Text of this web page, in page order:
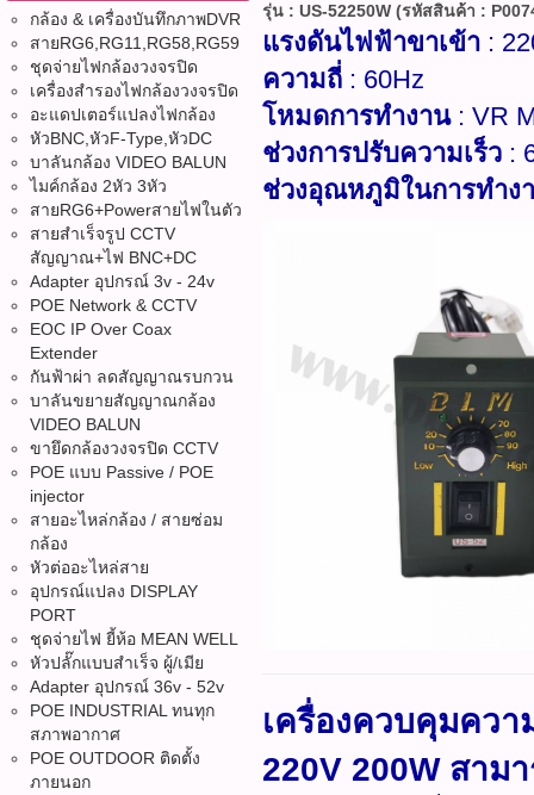
กล้อง & เครื่องบันทึกภาพDVR
สายRG6,RG11,RG58,RG59
ชุดจ่ายไฟกล้องวงจรปิด
เครื่องสำรองไฟกล้องวงจรปิด
อะแดปเตอร์แปลงไฟกล้อง
หัวBNC,หัวF-Type,หัวDC
บาลันกล้อง VIDEO BALUN
ไมค์กล้อง 2หัว 3หัว
สายRG6+Powerสายไฟในตัว
สายสำเร็จรูป CCTV
สัญญาณ+ไฟ BNC+DC
Adapter อุปกรณ์ 3v - 24v
POE Network & CCTV
EOC IP Over Coax
Extender
กันฟ้าผ่า ลดสัญญาณรบกวน
บาลันขยายสัญญาณกล้อง
VIDEO BALUN
ขายึดกล้องวงจรปิด CCTV
POE แบบ Passive / POE
injector
สายอะไหล่กล้อง / สายซ่อม
กล้อง
หัวต่ออะไหล่สาย
อุปกรณ์แปลง DISPLAY
PORT
ชุดจ่ายไฟ ยี้ห้อ MEAN WELL
หัวปลั๊กแบบสำเร็จ ผู้/เมีย
Adapter อุปกรณ์ 36v - 52v
POE INDUSTRIAL ทนทุก
สภาพอากาศ
POE OUTDOOR ติดตั้ง
ภายนอก
รุ่น : US-52250W (รหัสสินค้า :
แรงดันไฟฟ้าขาเข้า:
ความถี่: 60Hz
โหมดการทำงาน: VR
ช่วงการปรับความเร็ว:
ช่วงอุณหภูมิในการทำง
เครื่องควบคุมควา
220V 200W สา